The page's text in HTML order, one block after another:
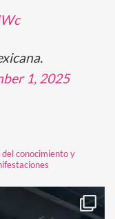
1, 2025
conocimiento y